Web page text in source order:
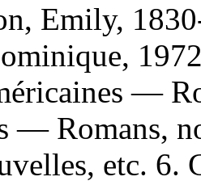
Emily,
—
— Romans,
etc.